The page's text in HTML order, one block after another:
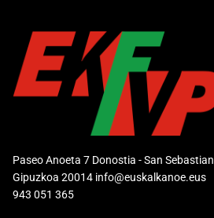
Paseo Anoeta 7 Donostia - San Sebastian
Gipuzkoa 20014 info@euskalkanoe.eus
943 051 365